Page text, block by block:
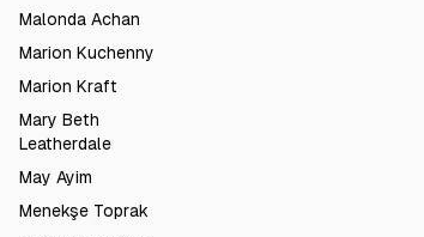
Malonda Achan
Marion Kuchenny
Marion Kraft
Mary Beth
Leatherdale
May Ayim
Menekşe Toprak